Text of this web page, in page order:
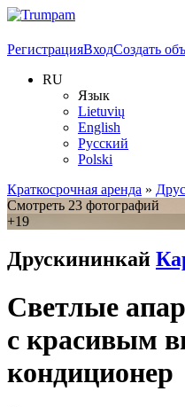
РегистрацияВходСоздать
RU
Язык
Lietuvių
English
Русский
Polski
Краткосрочная аренда »
Смотреть 23 фотографий
+19
Друскининкай
Светлые
с красивым
кондиционер